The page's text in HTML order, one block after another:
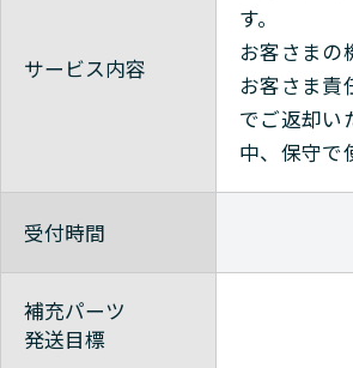
サービス内容
す。
お客さまの
お客さま責
でご返却い
中、保守で
受付時間
補充パーツ
発送目標